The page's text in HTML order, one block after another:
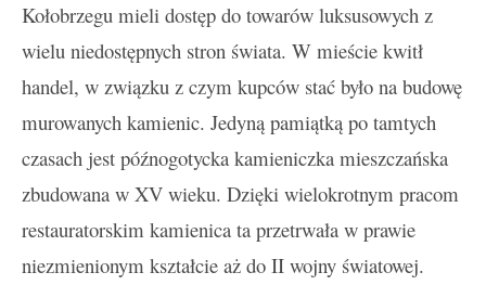
Kołobrzegu mieli dostęp do towarów luksusowych z
wielu niedostępnych stron świata. W mieście kwitł
handel, w związku z czym kupców stać było na budowę
murowanych kamienic. Jedyną pamiątką po tamtych
czasach jest późnogotycka kamieniczka mieszczańska
zbudowana w XV wieku. Dzięki wielokrotnym pracom
restauratorskim kamienica ta przetrwała w prawie
niezmienionym kształcie aż do II wojny światowej.